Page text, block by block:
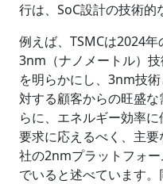
行は、SoC設計の技術的
例えば、TSMCは2024
3nm（ナノメートル）
を明らかにし、3nm技
対する顧客からの旺盛
らに、エネルギー効率
要求に応えるべく、主
社の2nmプラットフォ
でいると述べています